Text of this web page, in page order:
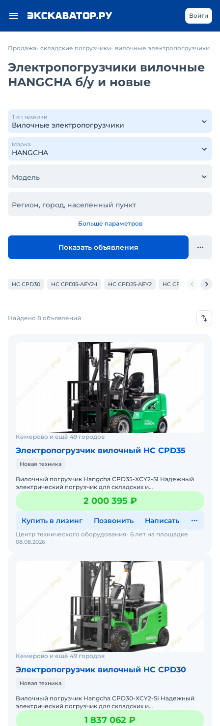
Войти
Продажа складские погрузчики вилочные электропогрузчики
Электропогрузчики вилочные
HANGCHA б/у и новые
Тип техники
Марка
Модель
Регион, город, населенный пункт
Больше параметров
Показать объявления
HC CPD30 HC CPD15-AEY2-I HC CPD25-AEY2 HC CPD35-XD4-SI26
Найдено 8 объявлений
Кемерово и ещё 49 городов
Электропогрузчик вилочный HC CPD35
Новая техника
Вилочный погрузчик Hangcha CPD35-XCY2-SI Надежный
электрический погрузчик для складских и
производственных задач Мы предлагаем: Доставку по
России от 2-х
2 000 395 ₽
Купить в лизинг Позвонить Написать
08.08.2026
Центр технического оборудования 6 лет на площадке
Кемерово и ещё 49 городов
Электропогрузчик вилочный HC CPD30
Новая техника
Вилочный погрузчик Hangcha CPD30-XCY2-SI Надежный
электрический погрузчик для складских и
производственных задач Мы предлагаем: Доставку по
России от 2-х
1 837 062 ₽